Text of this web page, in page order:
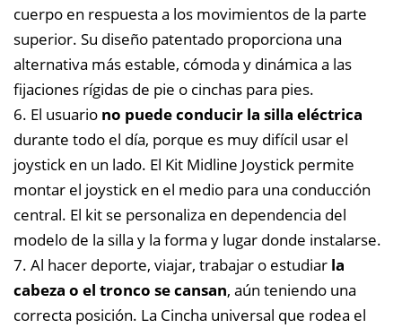
cuerpo en respuesta a los movimientos de la parte
superior. Su diseño patentado proporciona una
alternativa más estable, cómoda y dinámica a las
fijaciones rígidas de pie o cinchas para pies.
6. El usuario no puede conducir la silla eléctrica
durante todo el día, porque es muy difícil usar el
joystick en un lado. El Kit Midline Joystick permite
montar el joystick en el medio para una conducción
central. El kit se personaliza en dependencia del
modelo de la silla y la forma y lugar donde instalarse.
7. Al hacer deporte, viajar, trabajar o estudiar la
cabeza o el tronco se cansan, aún teniendo una
correcta posición. La Cincha universal que rodea el